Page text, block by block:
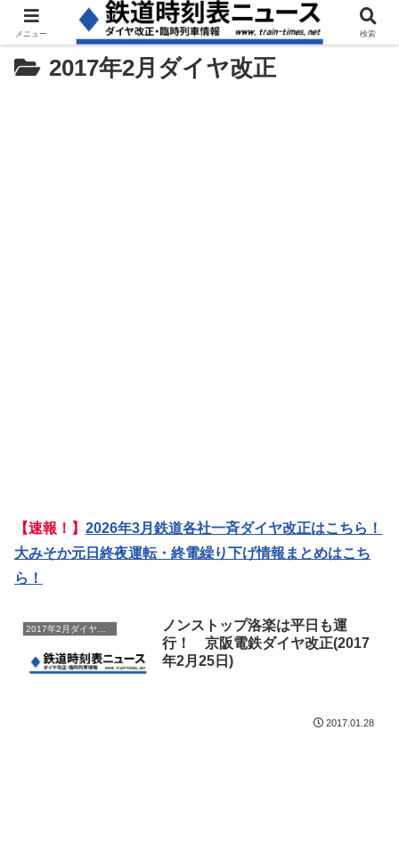
2017年2月ダイヤ改正
【速報！】 2026年3月鉄道各社一斉ダイヤ改正はこちら！
大みそか元日終夜運転・終電繰り下げ情報まとめはこち
ら！
2017年2月ダイヤ改正
ノンストップ洛楽は平日も運
行！ 京阪電鉄ダイヤ改正(2017
年2月25日)
2017.01.28
メニュー 検索